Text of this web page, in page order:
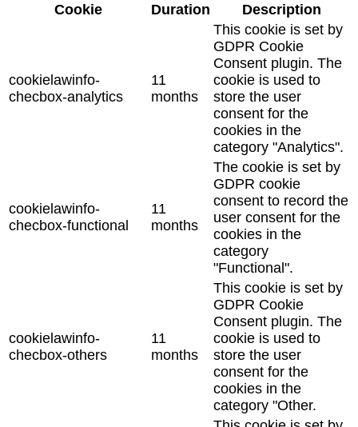
Cookie
Duration Description
cookielawinfo-
checbox-analytics
11
months
This cookie is set by
GDPR Cookie
Consent plugin. The
cookie is used to
store the user
consent for the
cookies in the
category "Analytics".
cookielawinfo-
checbox-functional
11
months
The cookie is set by
GDPR cookie
consent to record the
user consent for the
cookies in the
category
"Functional".
cookielawinfo-
checbox-others
11
months
This cookie is set by
GDPR Cookie
Consent plugin. The
cookie is used to
store the user
consent for the
cookies in the
category "Other.